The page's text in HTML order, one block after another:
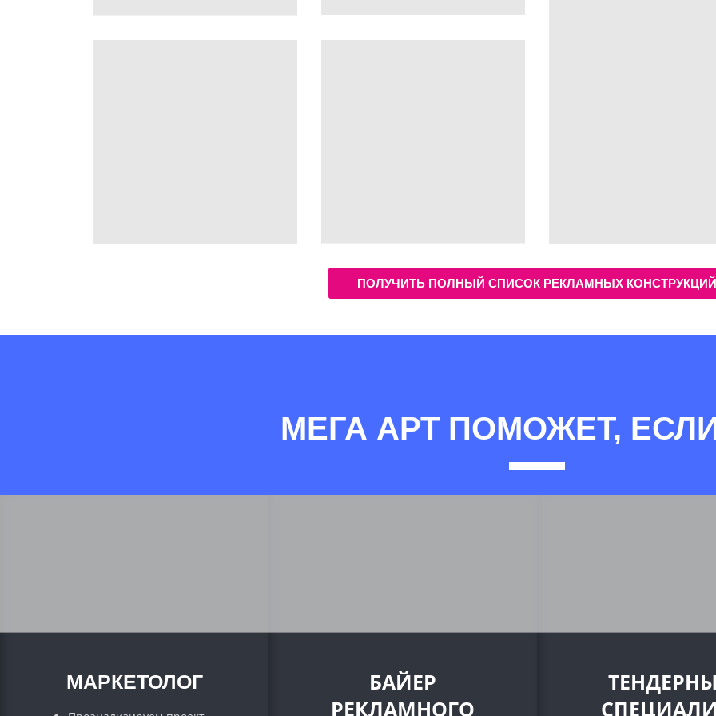
ПОЛУЧИТЬ ПОЛНЫЙ СПИСОК РЕКЛАМНЫХ КОНСТРУКЦИЙ
МЕГА АРТ ПОМОЖЕТ,
МАРКЕТОЛОГ
БАЙЕР
РЕКЛАМНОГО